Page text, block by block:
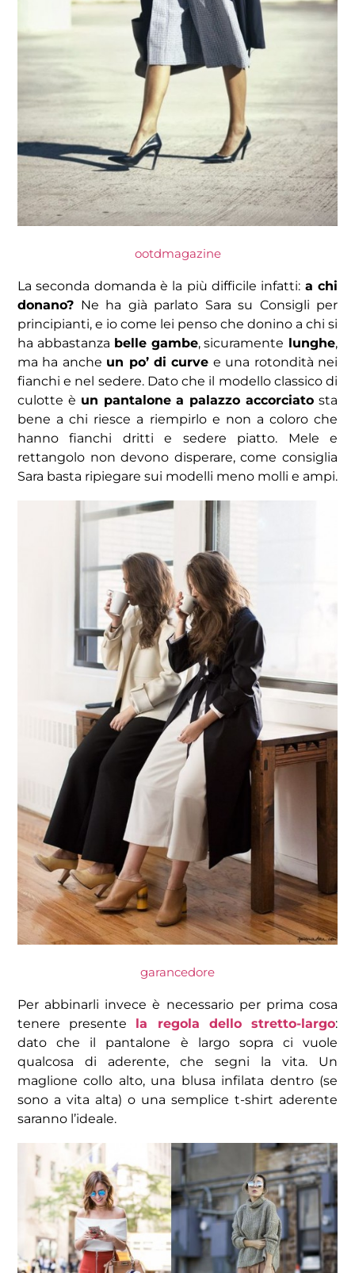
ootdmagazine
La seconda domanda è la più difficile infatti: a chi
donano? Ne ha già parlato Sara su Consigli per
principianti, e io come lei penso che donino a chi si
ha abbastanza belle gambe, sicuramente lunghe,
ma ha anche un po’ di curve e una rotondità nei
fianchi e nel sedere. Dato che il modello classico di
culotte è un pantalone a palazzo accorciato sta
bene a chi riesce a riempirlo e non a coloro che
hanno fianchi dritti e sedere piatto. Mele e
rettangolo non devono disperare, come consiglia
Sara basta ripiegare sui modelli meno molli e ampi.
garancedore
Per abbinarli invece è necessario per prima cosa
tenere presente la regola dello stretto-largo:
dato che il pantalone è largo sopra ci vuole
qualcosa di aderente, che segni la vita. Un
maglione collo alto, una blusa infilata dentro (se
sono a vita alta) o una semplice t-shirt aderente
saranno l’ideale.